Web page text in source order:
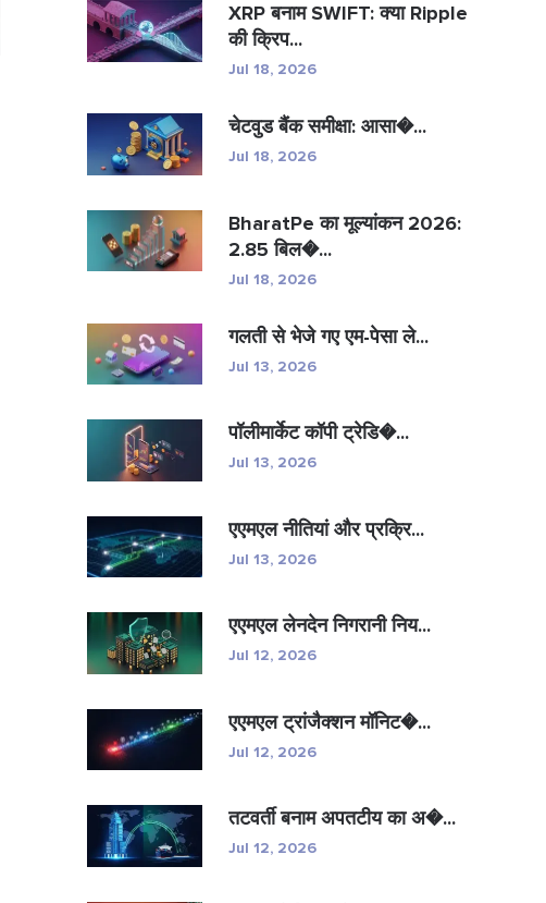
XRP बनाम SWIFT: क्या Ripple
की क्रिप...
Jul 18, 2026
चेटवुड बैंक समीक्षा: आसा�...
Jul 18, 2026
BharatPe का मूल्यांकन 2026:
2.85 बिल�...
Jul 18, 2026
गलती से भेजे गए एम-पेसा ले...
Jul 13, 2026
पॉलीमार्केट कॉपी ट्रेडि�...
Jul 13, 2026
एएमएल नीतियां और प्रक्रि...
Jul 13, 2026
एएमएल लेनदेन निगरानी निय...
Jul 12, 2026
एएमएल ट्रांजैक्शन मॉनिट�...
Jul 12, 2026
तटवर्ती बनाम अपतटीय का अ�...
Jul 12, 2026